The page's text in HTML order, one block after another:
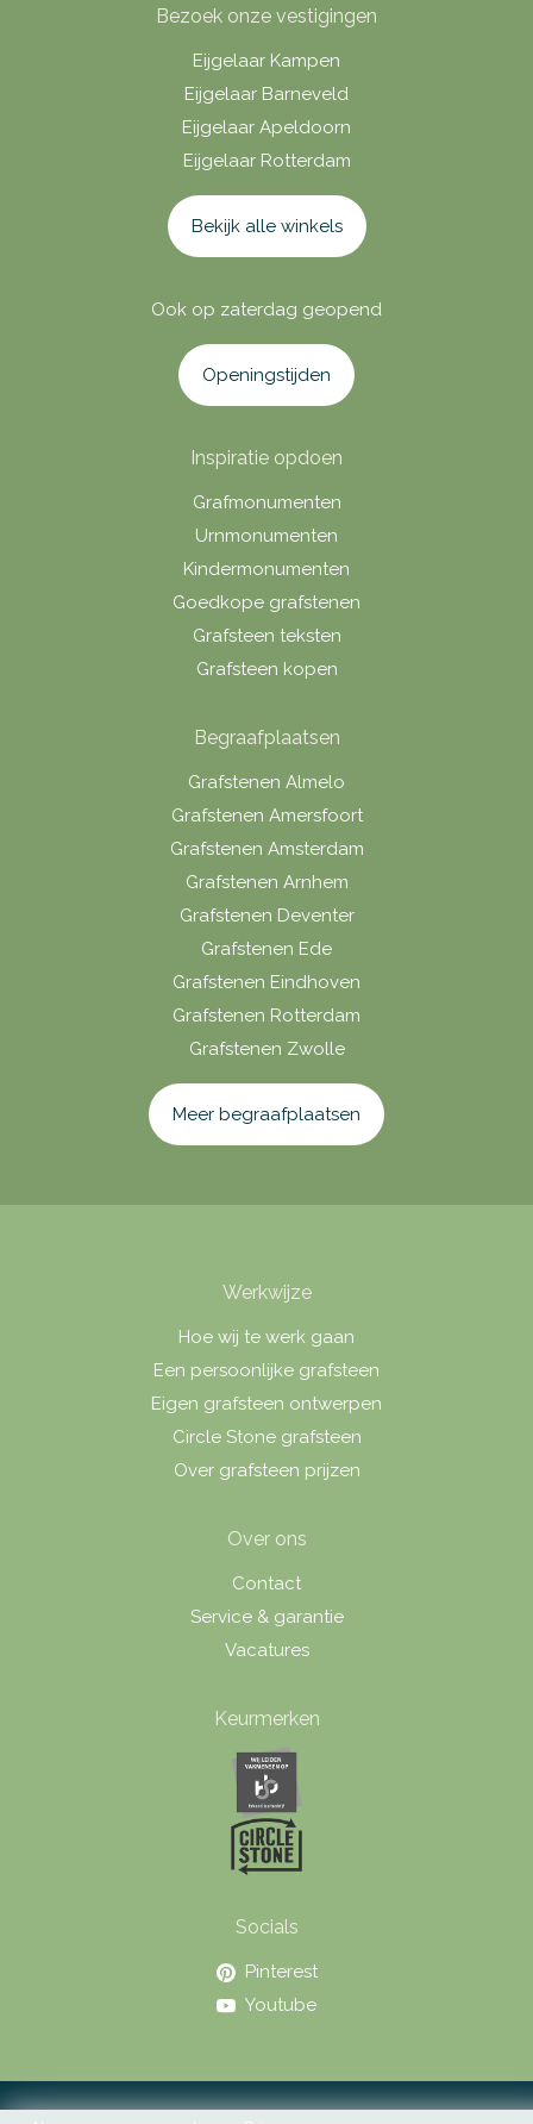
Bezoek onze vestigingen
Eijgelaar Kampen
Eijgelaar Barneveld
Eijgelaar Apeldoorn
Eijgelaar Rotterdam
Bekijk alle winkels
Ook op zaterdag geopend
Openingstijden
Inspiratie opdoen
Grafmonumenten
Urnmonumenten
Kindermonumenten
Goedkope grafstenen
Grafsteen teksten
Grafsteen kopen
Begraafplaatsen
Grafstenen Almelo
Grafstenen Amersfoort
Grafstenen Amsterdam
Grafstenen Arnhem
Grafstenen Deventer
Grafstenen Ede
Grafstenen Eindhoven
Grafstenen Rotterdam
Grafstenen Zwolle
Meer begraafplaatsen
Werkwijze
Hoe wij te werk gaan
Een persoonlijke grafsteen
Eigen grafsteen ontwerpen
Circle Stone grafsteen
Over grafsteen prijzen
Over ons
Contact
Service & garantie
Vacatures
Keurmerken
Socials
Pinterest
Youtube